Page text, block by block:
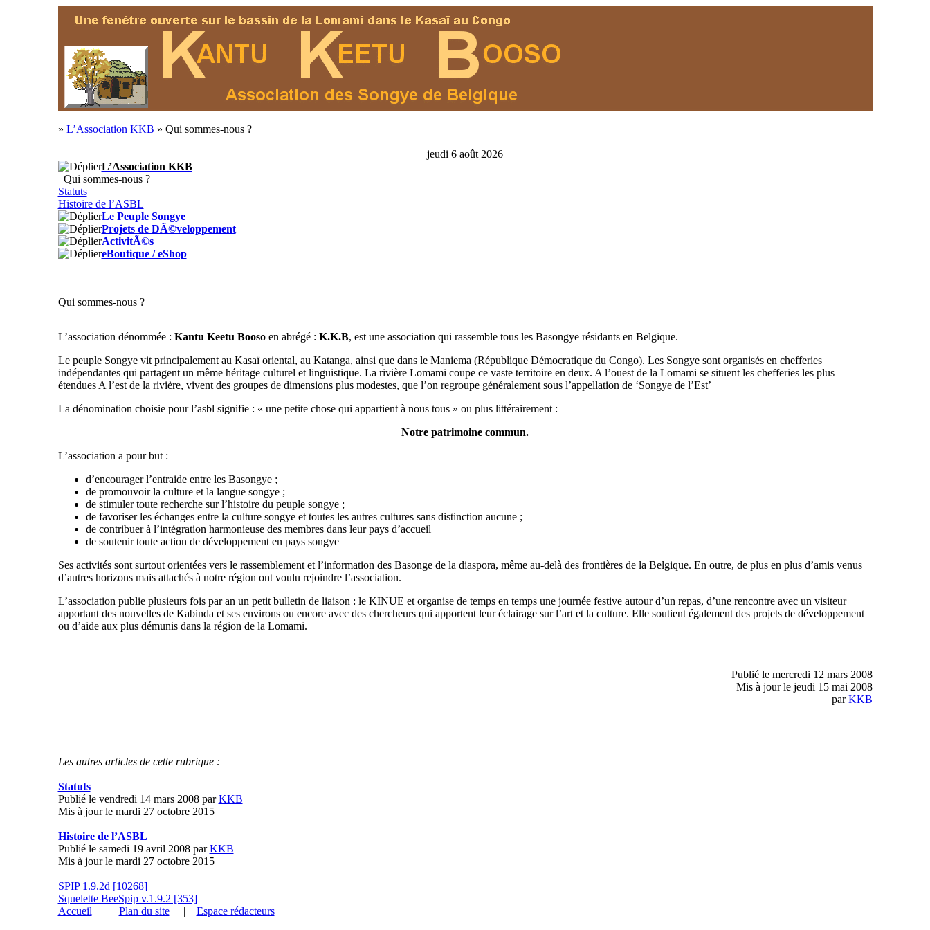
» L’Association KKB » Qui sommes-nous ?
jeudi 6 août 2026
L’Association KKB
Qui sommes-nous ?
Statuts
Histoire de l’ASBL
Le Peuple Songye
Projets de DÃ©veloppement
ActivitÃ©s
eBoutique / eShop
Qui sommes-nous ?
L’association dénommée : Kantu Keetu Boosoen abrégé : K.K.B, est une association qui rassemble tous les Basongye résidants en Belgique.
Le peuple Songye vit principalement au Kasaï oriental, au Katanga, ainsi que dans le Maniema (République Démocratique du Congo). Les Songye sont organisés en chefferies
indépendantes qui partagent un même héritage culturel et linguistique. La rivière Lomami coupe ce vaste territoire en deux. A l’ouest de la Lomami se situent les chefferies les plus
étendues A l’est de la rivière, vivent des groupes de dimensions plus modestes, que l’on regroupe généralement sous l’appellation de ‘Songye de l’Est’
La dénomination choisie pour l’asbl signifie : « une petite chose qui appartient à nous tous » ou plus littérairement :
Notre patrimoine commun.
L’association a pour but :
d’encourager l’entraide entre les Basongye ;
de promouvoir la culture et la langue songye ;
de stimuler toute recherche sur l’histoire du peuple songye ;
de favoriser les échanges entre la culture songye et toutes les autres cultures sans distinction aucune ;
de contribuer à l’intégration harmonieuse des membres dans leur pays d’accueil
de soutenir toute action de développement en pays songye
Ses activités sont surtout orientées vers le rassemblement et l’information des Basonge de la diaspora, même au-delà des frontières de la Belgique. En outre, de plus en plus d’amis venus
d’autres horizons mais attachés à notre région ont voulu rejoindre l’association.
L’association publie plusieurs fois par an un petit bulletin de liaison : le KINUE et organise de temps en temps une journée festive autour d’un repas, d’une rencontre avec un visiteur
apportant des nouvelles de Kabinda et ses environs ou encore avec des chercheurs qui apportent leur éclairage sur l’art et la culture. Elle soutient également des projets de développement
ou d’aide aux plus démunis dans la région de la Lomami.
Publié le mercredi 12 mars 2008
Mis à jour le jeudi 15 mai 2008
parKKB
Les autres articles de cette rubrique :
Statuts
Publié le vendredi 14 mars 2008 parKKB
Mis à jour le mardi 27 octobre 2015
Histoire de l’ASBL
Publié le samedi 19 avril 2008 parKKB
Mis à jour le mardi 27 octobre 2015
SPIP 1.9.2d [10268]
Squelette BeeSpip v.1.9.2 [353]
Accueil | Plan du site| Espace rédacteurs